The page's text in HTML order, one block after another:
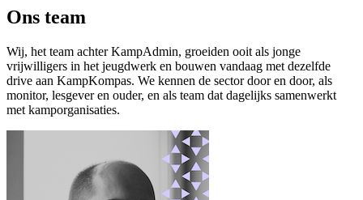
Ons team
Wij, het team achter KampAdmin, groeiden ooit als jonge
vrijwilligers in het jeugdwerk en bouwen vandaag met dezelfde
drive aan KampKompas. We kennen de sector door en door, als
monitor, lesgever en ouder, en als team dat dagelijks samenwerkt
met kamporganisaties.